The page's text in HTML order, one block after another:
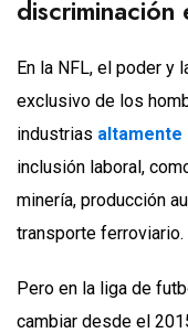
discriminación
En la NFL, el poder y
exclusivo de los
industrias altamente
inclusión laboral,
minería, producción
transporte ferroviario.
Pero en la liga de
cambiar desde el